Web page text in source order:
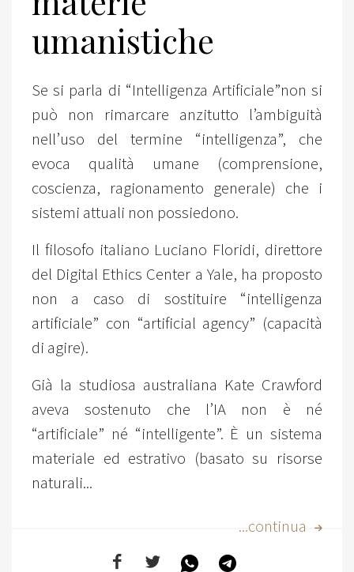
umanistiche
Se si parla di “Intelligenza Artificiale”non si
può non rimarcare anzitutto l’ambiguità
nell’uso del termine “intelligenza”, che
evoca qualità umane (comprensione,
coscienza, ragionamento generale) che i
sistemi attuali non possiedono.
Il filosofo italiano Luciano Floridi, direttore
del Digital Ethics Center a Yale, ha proposto
non a caso di sostituire “intelligenza
artificiale” con “artificial agency” (capacità
di agire).
Già la studiosa australiana Kate Crawford
aveva sostenuto che l’IA non è né
“artificiale” né “intelligente”. È un sistema
materiale ed estrativo (basato su risorse
naturali...
...continua